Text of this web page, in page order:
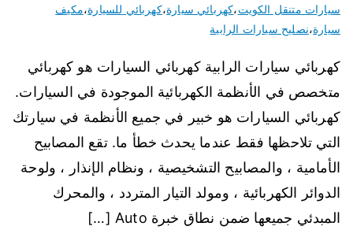
سيارات متنقل الكويت،كهربائي سيارة،كهربائي للسيارة،مكيف
سيارة،نصليح سيارات الرابية
كهربائي سيارات الرابية كهربائي السيارات هو كهربائي
متخصص في الأنظمة الكهربائية الموجودة في السيارات.
كهربائي السيارات هو خبير في جميع الأنظمة في سيارتك
التي تلاحظها فقط عندما يحدث خطأ ما. تقع المصابيح
الأمامية ، والمصابيح التشخيصية ، ونظام الإنذار ، ولوحة
الدوائر الكهربائية ، ومولد التيار المتردد ، والمحرك
المبدئي جميعها ضمن نطاق خبرة Auto […]